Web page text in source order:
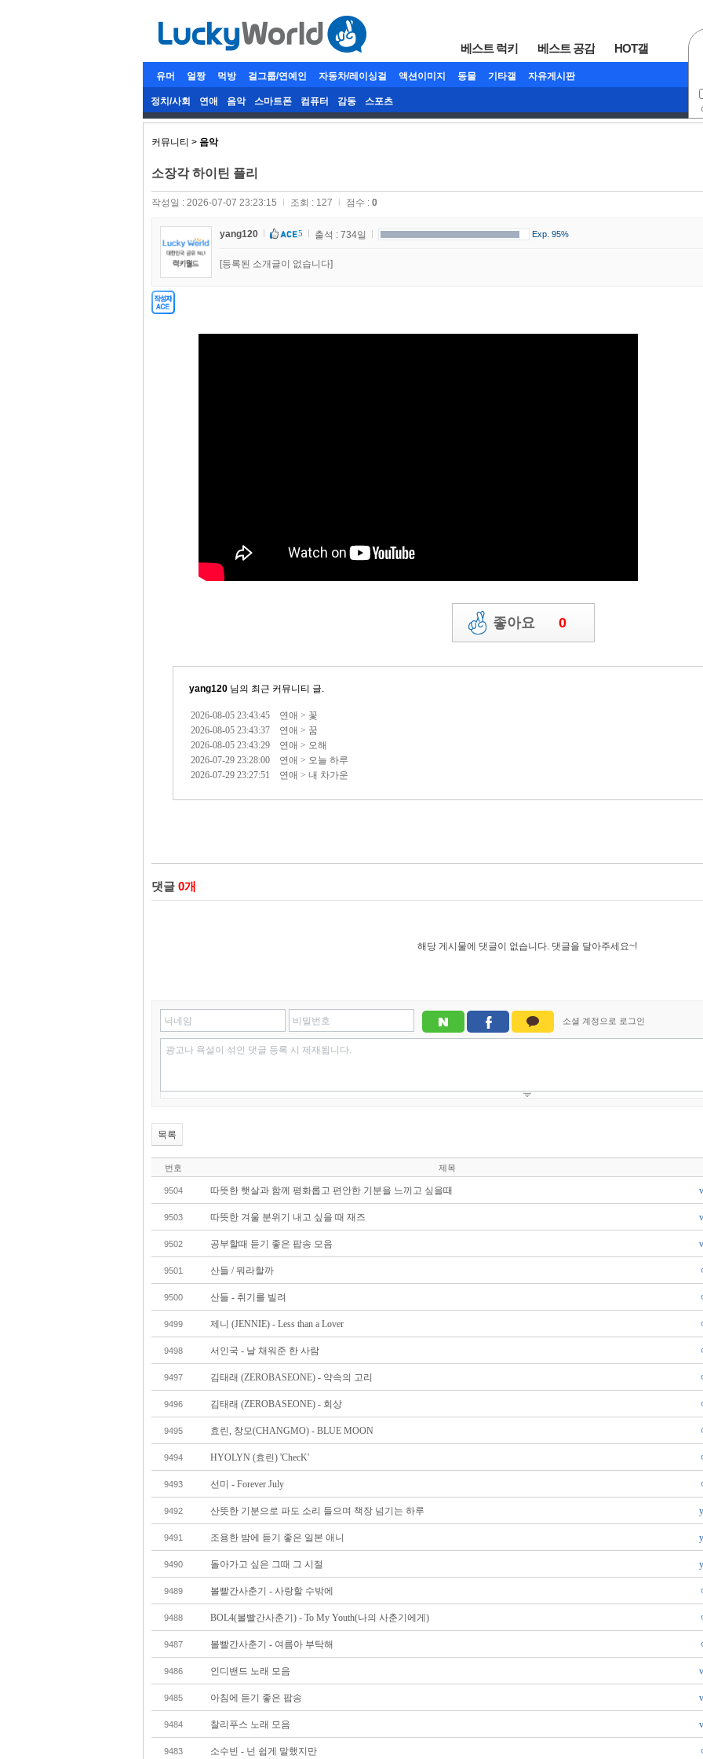
베스트 럭키 베스트 공감 HOT갤
유머 얼짱 먹방 걸그룹/연예인 자동차/레이싱걸 액션이미지 동물 기타갤 자유게시판
정치/사회 연애 음악 스마트폰 컴퓨터 감동 스포츠
커뮤니티 > 음악
소장각 하이틴 플리
작성일 : 2026-07-07 23:23:15 조회 : 127 점수 : 0
yang120 5 출석 : 734일 Exp. 95%
[등록된 소개글이 없습니다]
좋아요 0
yang120님의 최근 커뮤니티 글.
2026-08-05 23:43:45 연애 > 꽃
2026-08-05 23:43:37 연애 > 꿈
2026-08-05 23:43:29 연애 > 오해
2026-07-29 23:28:00 연애 > 오늘 하루
2026-07-29 23:27:51 연애 > 내 차가운
댓글 0개
해당 게시물에 댓글이 없습니다. 댓글을 달아주세요~!
닉네임 비밀번호
광고나 욕설이 섞인 댓글 등록 시 제재됩니다.
목록
번호 제목
9504 따뜻한 햇살과 함께 평화롭고 편안한 기분을 느끼고 싶을때
9503 따뜻한 겨울 분위기 내고 싶을 때 재즈
9502 공부할때 듣기 좋은 팝송 모음
9501 산들 / 뭐라할까
9500 산들 - 취기를 빌려
9499 제니 (JENNIE) - Less than a Lover
9498 서인국 - 날 채워준 한 사람
9497 김태래 (ZEROBASEONE) - 약속의 고리
9496 김태래 (ZEROBASEONE) - 회상
9495 효린, 창모(CHANGMO) - BLUE MOON
9494 HYOLYN (효린) 'ChecK'
9493 선미 - Forever July
9492 산뜻한 기분으로 파도 소리 들으며 책장 넘기는 하루
9491 조용한 밤에 듣기 좋은 일본 애니
9490 돌아가고 싶은 그때 그 시절
9489 볼빨간사춘기 - 사랑할 수밖에
9488 BOL4(볼빨간사춘기) - To My Youth(나의 사춘기에게)
9487 볼빨간사춘기 - 여름아 부탁해
9486 인디밴드 노래 모음
9485 아침에 듣기 좋은 팝송
9484 찰리푸스 노래 모음
9483 소수빈 - 넌 쉽게 말했지만